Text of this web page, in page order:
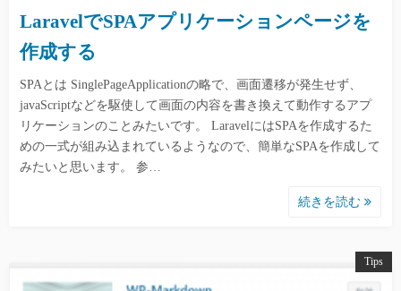
LaravelでSPAアプリケーションページを
作成する
SPAとは SinglePageApplicationの略で、画面遷移が発生せず、
javaScriptなどを駆使して画面の内容を書き換えて動作するアプ
リケーションのことみたいです。 LaravelにはSPAを作成するた
めの一式が組み込まれているようなので、簡単なSPAを作成して
みたいと思います。 参…
続きを読む
Tips